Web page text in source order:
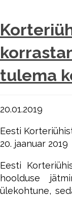
tulema
20.01.2019
Eesti
20. jaanuar 2019
Eesti
hoolduse
ülekohtune,